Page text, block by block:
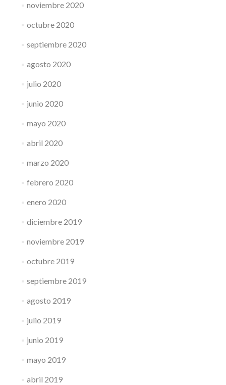
noviembre 2020
octubre 2020
septiembre 2020
agosto 2020
julio 2020
junio 2020
mayo 2020
abril 2020
marzo 2020
febrero 2020
enero 2020
diciembre 2019
noviembre 2019
octubre 2019
septiembre 2019
agosto 2019
julio 2019
junio 2019
mayo 2019
abril 2019